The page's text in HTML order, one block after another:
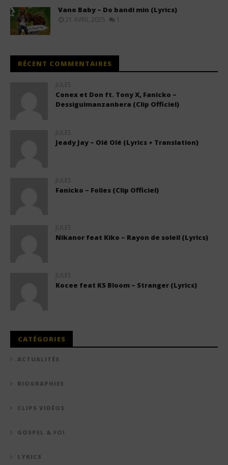
Vano Baby – Do bandi min (Lyrics)
21 AVRIL 2025 1
RÉCENT COMMENTAIRES
JULES
Conex et Don ft. Tony X, Fanicko –
Dessiguimanzanbera (Clip Officiel)
JULES
Jeady Jay – Olé Olé (Lyrics + Translation)
JULES
Fanicko – Folies (Clip Officiel)
JULES
Nikanor feat Kiko – Rayon de soleil (Lyrics)
JULES
Kocee feat KS Bloom – Stranger (Lyrics)
CATÉGORIES
ACTUALITÉS
BIOGRAPHIES
CLIPS VIDÉOS
GOSPEL & FOI
LYRICS